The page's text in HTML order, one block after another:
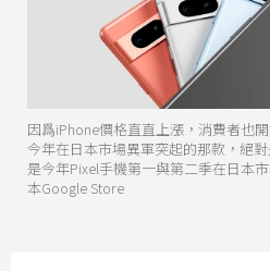
因爲iPhone價格直直上漲，消費者也
今年在日本市場異軍突起的那款，絕
是今年Pixel手機第一與第二季在日本
本Google Store